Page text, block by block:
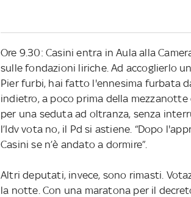
Ore 9.30: Casini entra in Aula alla
sulle fondazioni liriche. Ad accoglierlo
Pier furbi, hai fatto l'ennesima furbata
indietro, a poco prima della
per una seduta ad oltranza, senza
l’Idv vota no, il Pd si astiene. “Dopo
Casini se n’è andato a dormire”.
Altri deputati, invece, sono rimasti.
la notte. Con una maratona per il